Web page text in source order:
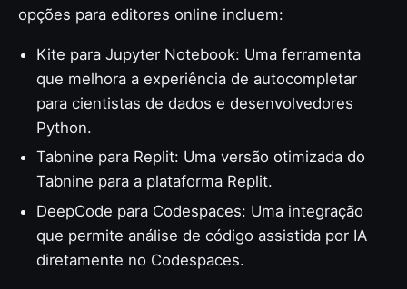
opções para editores online incluem:
Kite para Jupyter Notebook: Uma ferramenta
que melhora a experiência de autocompletar
para cientistas de dados e desenvolvedores
Python.
Tabnine para Replit: Uma versão otimizada do
Tabnine para a plataforma Replit.
DeepCode para Codespaces: Uma integração
que permite análise de código assistida por IA
diretamente no Codespaces.